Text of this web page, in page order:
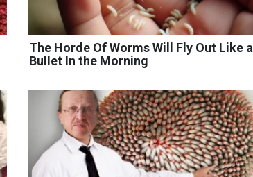
The Horde Of Worms Will Fly Out Like a
Bullet In the Morning